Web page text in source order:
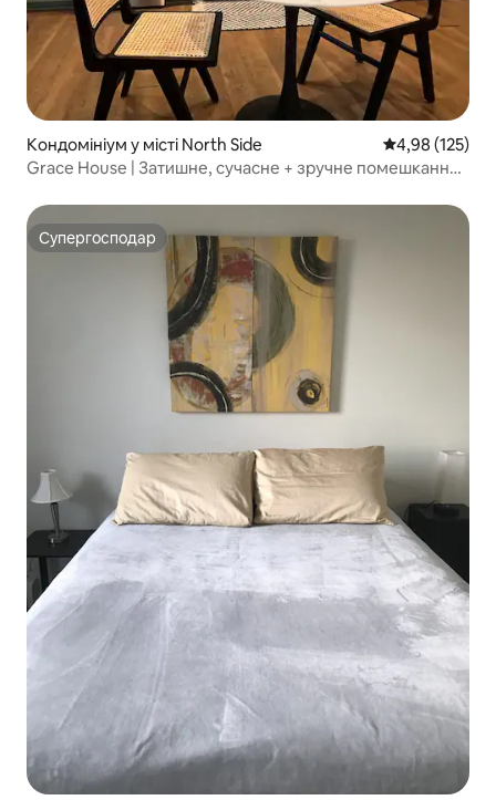
Кондомініум у місті North Side Середня
4,98 (125)
Grace House | Затишне, сучасне + зручне помешкання
Супергосподар
Супергосподар